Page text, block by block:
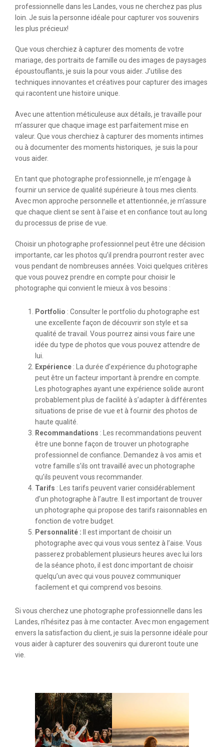
professionnelle dans les Landes, vous ne cherchez pas plus
loin. Je suis la personne idéale pour capturer vos souvenirs
les plus précieux!
Que vous cherchiez à capturer des moments de votre
mariage, des portraits de famille ou des images de paysages
époustouflants, je suis la pour vous aider. J’utilise des
techniques innovantes et créatives pour capturer des images
qui racontent une histoire unique.
Avec une attention méticuleuse aux détails, je travaille pour
m’assurer que chaque image est parfaitement mise en
valeur. Que vous cherchiez à capturer des moments intimes
ou à documenter des moments historiques, je suis la pour
vous aider.
En tant que photographe professionnelle, je m’engage à
fournir un service de qualité supérieure à tous mes clients.
Avec mon approche personnelle et attentionnée, je m’assure
que chaque client se sent à l’aise et en confiance tout au long
du processus de prise de vue.
Choisir un photographe professionnel peut être une décision
importante, car les photos qu’il prendra pourront rester avec
vous pendant de nombreuses années. Voici quelques critères
que vous pouvez prendre en compte pour choisir le
photographe qui convient le mieux à vos besoins :
Portfolio : Consulter le portfolio du photographe est
une excellente façon de découvrir son style et sa
qualité de travail. Vous pourrez ainsi vous faire une
idée du type de photos que vous pouvez attendre de
lui.
Expérience : La durée d’expérience du photographe
peut être un facteur important à prendre en compte.
Les photographes ayant une expérience solide auront
probablement plus de facilité à s’adapter à différentes
situations de prise de vue et à fournir des photos de
haute qualité.
Recommandations : Les recommandations peuvent
être une bonne façon de trouver un photographe
professionnel de confiance. Demandez à vos amis et
votre famille s’ils ont travaillé avec un photographe
qu’ils peuvent vous recommander.
Tarifs : Les tarifs peuvent varier considérablement
d’un photographe à l’autre. Il est important de trouver
un photographe qui propose des tarifs raisonnables en
fonction de votre budget.
Personnalité : Il est important de choisir un
photographe avec qui vous vous sentez à l’aise. Vous
passerez probablement plusieurs heures avec lui lors
de la séance photo, il est donc important de choisir
quelqu’un avec qui vous pouvez communiquer
facilement et qui comprend vos besoins.
Si vous cherchez une photographe professionnelle dans les
Landes, n’hésitez pas à me contacter. Avec mon engagement
envers la satisfaction du client, je suis la personne idéale pour
vous aider à capturer des souvenirs qui dureront toute une
vie.